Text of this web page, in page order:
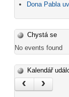
Dona Pabla
Chystá se
No events found
Kalendář
‹ ›